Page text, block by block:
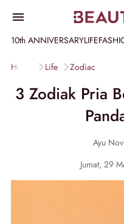
10th ANNIVERSARYLIFE
Home Life Zodiac
3 Zodiak Pria
Ayu
Jumat, 29